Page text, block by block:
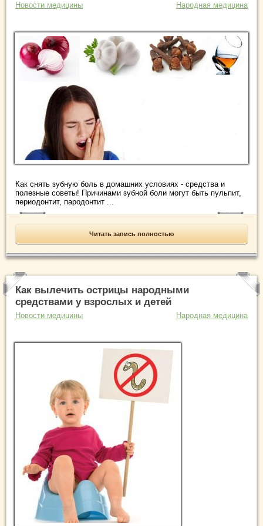
Новости медицины Народная медицина
Как снять зубную боль в домашних условиях - средства и
полезные советы! Причинами зубной боли могут быть пульпит,
периодонтит, пародонтит ...
Читать запись полностью
Как вылечить острицы народными
средствами у взрослых и детей
Новости медицины Народная медицина